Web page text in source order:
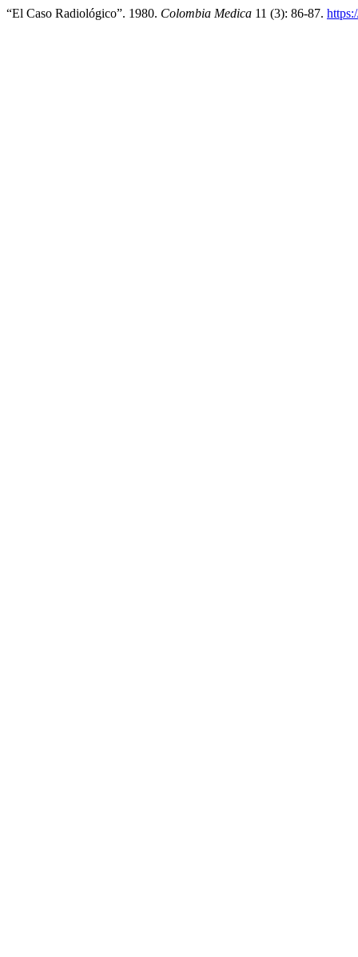
“El Caso Radiológico”. 1980. Colombia Medica 11 (3): 86-87.